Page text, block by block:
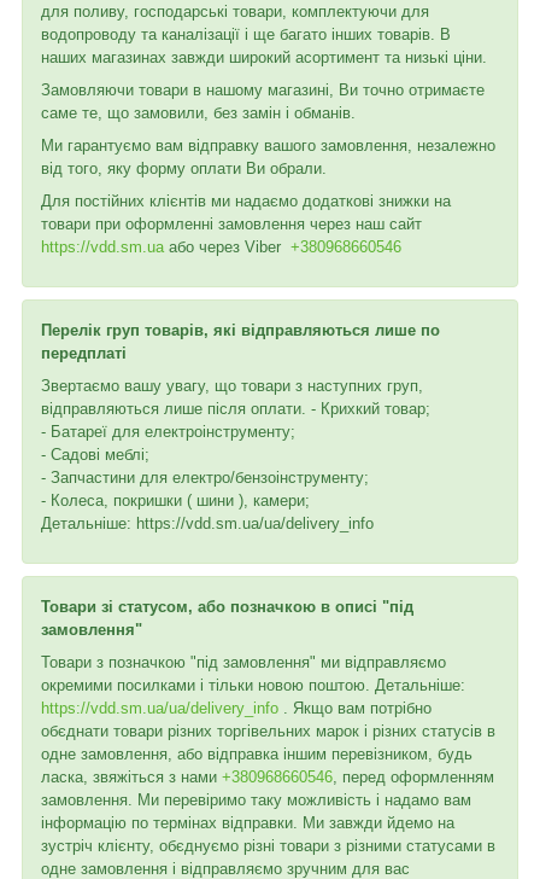
для поливу, господарські товари, комплектуючи для
водопроводу та каналізації і ще багато інших товарів. В
наших магазинах завжди широкий асортимент та низькі ціни.
Замовляючи товари в нашому магазині, Ви точно отримаєте
саме те, що замовили, без замін і обманів.
Ми гарантуємо вам відправку вашого замовлення, незалежно
від того, яку форму оплати Ви обрали.
Для постійних клієнтів ми надаємо додаткові знижки на
товари при оформленні замовлення через наш сайт
https://vdd.sm.ua або через Viber +380968660546
Перелік груп товарів, які відправляються лише по
передплаті
Звертаємо вашу увагу, що товари з наступних груп,
відправляються лише після оплати. - Крихкий товар;
- Батареї для електроінструменту;
- Садові меблі;
- Запчастини для електро/бензоінструменту;
- Колеса, покришки ( шини ), камери;
Детальніше: https://vdd.sm.ua/ua/delivery_info
Товари зі статусом, або позначкою в описі "під
замовлення"
Товари з позначкою "під замовлення" ми відправляємо
окремими посилками і тільки новою поштою. Детальніше:
https://vdd.sm.ua/ua/delivery_info . Якщо вам потрібно
обєднати товари різних торгівельних марок і різних статусів в
одне замовлення, або відправка іншим перевізником, будь
ласка, звяжіться з нами +380968660546 , перед оформленням
замовлення. Ми перевіримо таку можливість і надамо вам
інформацію по термінах відправки. Ми завжди йдемо на
зустріч клієнту, обєднуємо різні товари з різними статусами в
одне замовлення і відправляємо зручним для вас